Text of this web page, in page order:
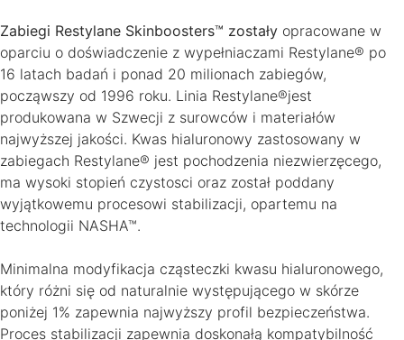
Zabiegi Restylane Skinboosters™ zostały opracowane w
oparciu o doświadczenie z wypełniaczami Restylane® po
16 latach badań i ponad 20 milionach zabiegów,
począwszy od 1996 roku. Linia Restylane®jest
produkowana w Szwecji z surowców i materiałów
najwyższej jakości. Kwas hialuronowy zastosowany w
zabiegach Restylane® jest pochodzenia niezwierzęcego,
ma wysoki stopień czystosci oraz został poddany
wyjątkowemu procesowi stabilizacji, opartemu na
technologii NASHA™.
Minimalna modyfikacja cząsteczki kwasu hialuronowego,
który różni się od naturalnie występującego w skórze
poniżej 1% zapewnia najwyższy profil bezpieczeństwa.
Proces stabilizacji zapewnia doskonałą kompatybilność